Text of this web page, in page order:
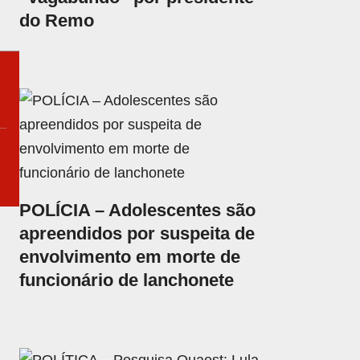
do Remo
POLÍCIA – Adolescentes são
apreendidos por suspeita de
envolvimento em morte de
funcionário de lanchonete